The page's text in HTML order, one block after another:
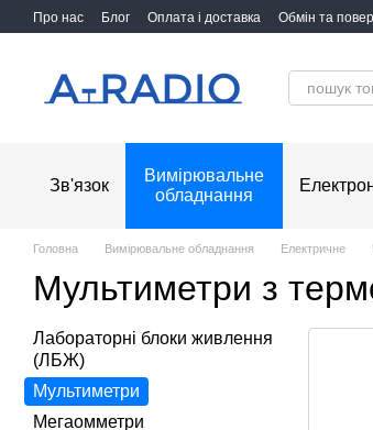
Перейти до основного контенту
Про нас Блог Оплата і доставка Обмін та
Зв'язок
Вимірювальне
обладнання
Головна Вимірювальне обладнання Електричне
Мультиметри з
Лабораторні блоки живлення
(ЛБЖ)
Мультиметри
Мегаомметри